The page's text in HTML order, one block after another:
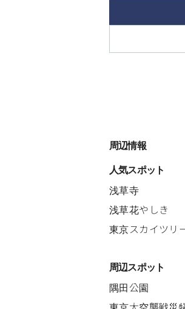
周辺情報
人気スポット
浅草寺
浅草花やしき
東京スカイツリ
周辺スポット
隅田公園